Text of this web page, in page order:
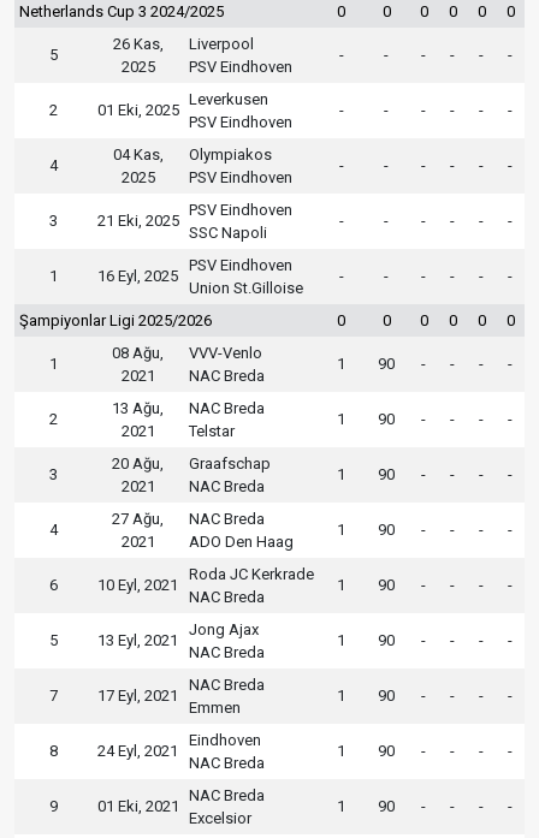
Netherlands Cup 3 2024/2025 0 0 0 0 0 0
5
26 Kas,
2025
Liverpool
PSV Eindhoven
- - - - - -
2 01 Eki, 2025
Leverkusen
PSV Eindhoven
- - - - - -
4
04 Kas,
2025
Olympiakos
PSV Eindhoven
- - - - - -
3 21 Eki, 2025
PSV Eindhoven
SSC Napoli
- - - - - -
1 16 Eyl, 2025
PSV Eindhoven
Union St.Gilloise
- - - - - -
Şampiyonlar Ligi 2025/2026 0 0 0 0 0 0
1
08 Ağu,
2021
VVV-Venlo
NAC Breda
1 90 - - - -
2
13 Ağu,
2021
NAC Breda
Telstar
1 90 - - - -
3
20 Ağu,
2021
Graafschap
NAC Breda
1 90 - - - -
4
27 Ağu,
2021
NAC Breda
ADO Den Haag
1 90 - - - -
6 10 Eyl, 2021
Roda JC Kerkrade
NAC Breda
1 90 - - - -
5 13 Eyl, 2021
Jong Ajax
NAC Breda
1 90 - - - -
7 17 Eyl, 2021
NAC Breda
Emmen
1 90 - - - -
8 24 Eyl, 2021
Eindhoven
NAC Breda
1 90 - - - -
9 01 Eki, 2021
NAC Breda
Excelsior
1 90 - - - -